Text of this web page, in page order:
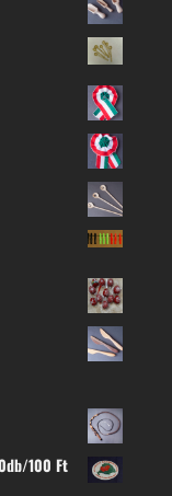
100 Ft